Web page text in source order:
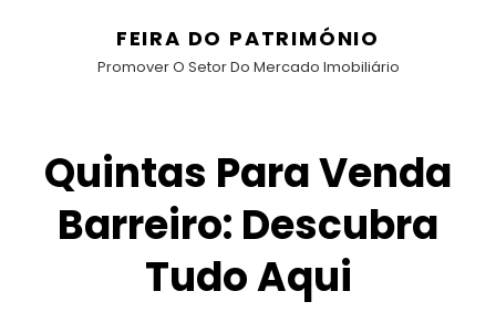
FEIRA DO PATRIMÓNIO
Promover O Setor Do Mercado Imobiliário
Quintas Para Venda
Barreiro: Descubra
Tudo Aqui